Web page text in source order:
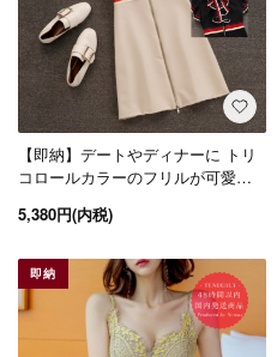
【即納】デートやディナーに トリ
コロールカラーのフリルが可愛い
5,380円(内税)
即納